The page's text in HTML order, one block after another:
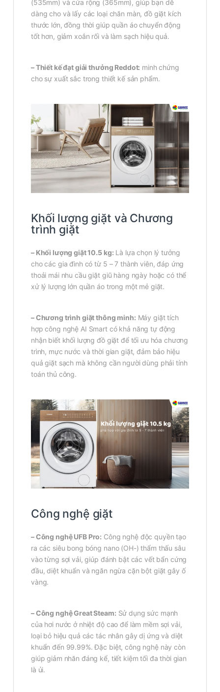
(535mm) và cửa rộng (365mm), giúp bạn dễ
dàng cho và lấy các loại chăn màn, đồ giặt kích
thước lớn, đồng thời giúp quần áo chuyển động
tốt hơn, giảm xoắn rối và làm sạch hiệu quả.
– Thiết kế đạt giải thưởng Reddot: minh chứng
cho sự xuất sắc trong thiết kế sản phẩm.
Khối lượng giặt và Chương
trình giặt
– Khối lượng giặt 10.5 kg: Là lựa chọn lý tưởng
cho các gia đình có từ 5 – 7 thành viên, đáp ứng
thoải mái nhu cầu giặt giũ hàng ngày hoặc có thể
xử lý lượng lớn quần áo trong một mẻ giặt.
– Chương trình giặt thông minh: Máy giặt tích
hợp công nghệ AI Smart có khả năng tự động
nhận biết khối lượng đồ giặt để tối ưu hóa chương
trình, mực nước và thời gian giặt, đảm bảo hiệu
quả giặt sạch mà không cần người dùng phải tính
toán thủ công.
Công nghệ giặt
– Công nghệ UFB Pro: Công nghệ độc quyền tạo
ra các siêu bong bóng nano (OH-) thẩm thấu sâu
vào từng sợi vải, giúp đánh bật các vết bẩn cứng
đầu, diệt khuẩn và ngăn ngừa cặn bột giặt gây ố
vàng.
– Công nghệ Great Steam: Sử dụng sức mạnh
của hơi nước ở nhiệt độ cao để làm mềm sợi vải,
loại bỏ hiệu quả các tác nhân gây dị ứng và diệt
khuẩn đến 99.99%. Đặc biệt, công nghệ này còn
giúp giảm nhăn đáng kể, tiết kiệm tối đa thời gian
là ủi.